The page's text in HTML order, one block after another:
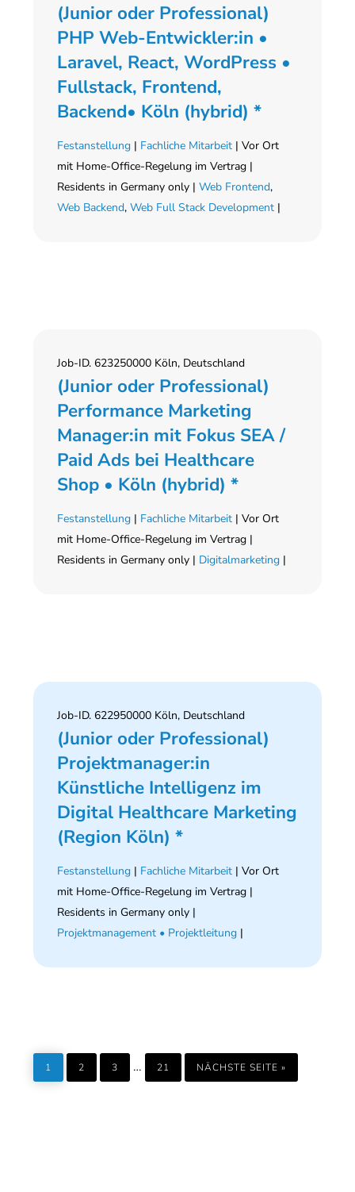
(Junior oder Professional)
PHP Web-Entwickler:in •
Laravel, React, WordPress •
Fullstack, Frontend,
Backend• Köln (hybrid) *
Festanstellung | Fachliche Mitarbeit | Vor Ort
mit Home-Office-Regelung im Vertrag |
Residents in Germany only |Web Frontend,
Web Backend,Web Full Stack Development |
Job-ID. 623250000 Köln, Deutschland
(Junior oder Professional)
Performance Marketing
Manager:in mit Fokus SEA /
Paid Ads bei Healthcare
Shop • Köln (hybrid) *
Festanstellung | Fachliche Mitarbeit | Vor Ort
mit Home-Office-Regelung im Vertrag |
Residents in Germany only | Digitalmarketing |
Job-ID. 622950000 Köln, Deutschland
(Junior oder Professional)
Projektmanager:in
Künstliche Intelligenz im
Digital Healthcare Marketing
(Region Köln) *
Festanstellung | Fachliche Mitarbeit | Vor Ort
mit Home-Office-Regelung im Vertrag |
Residents in Germany only |
Projektmanagement • Projektleitung |
SEITE
1
SEITE
2
SEITE
3
Weggelassene
… SEITE
21 NÄCHSTE SEITE
AUFRUFEN
»